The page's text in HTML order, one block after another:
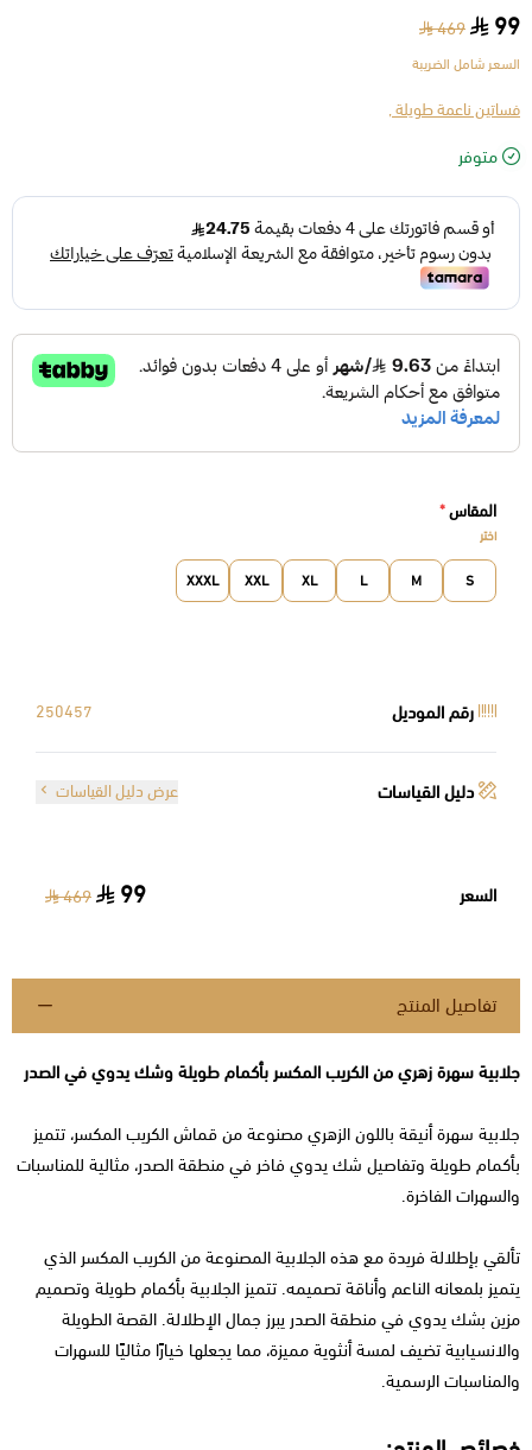
99
469
السعر شامل الضريبة
فساتين ناعمة طويلة ,
متوفر
المقاس*
اختر
S
M
L
XL
XXL
XXXL
رقم الموديل 250457
دليل القياسات عرض دليل القياسات
السعر 99
469
تفاصيل المنتج
جلابية سهرة زهري من الكريب المكسر بأكمام طويلة وشك يدوي في الصدر
جلابية سهرة أنيقة باللون الزهري مصنوعة من قماش الكريب المكسر، تتميز
بأكمام طويلة وتفاصيل شك يدوي فاخر في منطقة الصدر، مثالية للمناسبات
والسهرات الفاخرة.
تألقي بإطلالة فريدة مع هذه الجلابية المصنوعة من الكريب المكسر الذي
يتميز بلمعانه الناعم وأناقة تصميمه. تتميز الجلابية بأكمام طويلة وتصميم
مزين بشك يدوي في منطقة الصدر يبرز جمال الإطلالة. القصة الطويلة
والانسيابية تضيف لمسة أنثوية مميزة، مما يجعلها خيارًا مثاليًا للسهرات
والمناسبات الرسمية.